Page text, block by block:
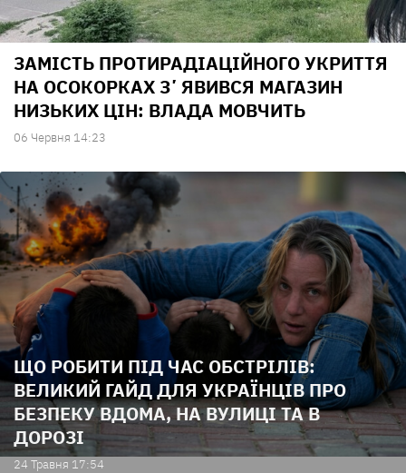
ЗАМІСТЬ ПРОТИРАДІАЦІЙНОГО УКРИТТЯ
НА ОСОКОРКАХ ЗʼЯВИВСЯ МАГАЗИН
НИЗЬКИХ ЦІН: ВЛАДА МОВЧИТЬ
06 Червня 14:23
ЩО РОБИТИ ПІД ЧАС ОБСТРІЛІВ:
ВЕЛИКИЙ ГАЙД ДЛЯ УКРАЇНЦІВ ПРО
БЕЗПЕКУ ВДОМА, НА ВУЛИЦІ ТА В
ДОРОЗІ
24 Травня 17:54